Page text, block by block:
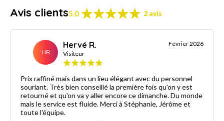
Avis clients5.0 2 avis
HR
Hervé R.
Visiteur
Février 2026
Prix raffiné mais dans un lieu élégant avec du personnel
souriant. Très bien conseillé la première fois qu'on y est
retourné et qu'on va y aller encore ce dimanche. Du monde
mais le service est fluide. Merci à Stéphanie, Jérôme et
toute l'équipe.